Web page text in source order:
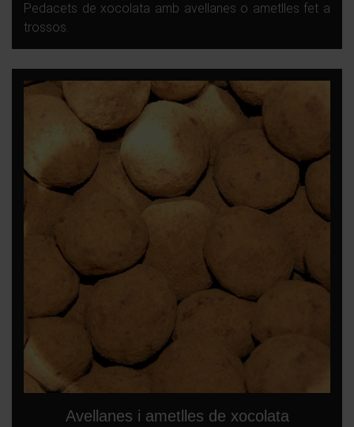
Pedacets de xocolata amb avellanes o ametlles fet a
trossos.
Avellanes i ametlles de xocolata